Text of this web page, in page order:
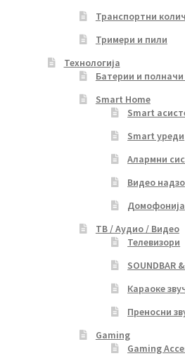
Транспортни
Тримери и пили
Технологија
Батерии и
Smart Home
Smart
Smart уреди
Алармни
Видео
Домофонија
ТВ / Аудио / Видео
Телевизори
SOUNDBAR
Караоке
Преносни
Gaming
Gaming